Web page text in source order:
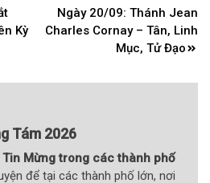
Kỳ
Ngày 20/09: Thánh Jean
Charles Cornay – Tân, Linh
Mục, Tử Đạo
Tám 2026
Mừng trong các thành phố
để tại các thành phố lớn, nơi